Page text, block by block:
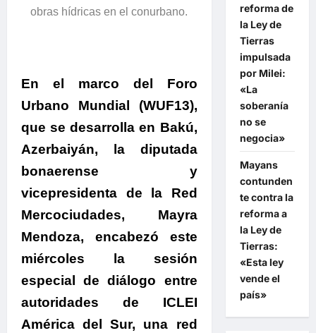
obras hídricas en el conurbano.
En el marco del Foro
Urbano Mundial (WUF13),
que se desarrolla en Bakú,
Azerbaiyán, la diputada
bonaerense y
vicepresidenta de la Red
Mercociudades, Mayra
Mendoza, encabezó este
miércoles la sesión
especial de diálogo entre
autoridades de ICLEI
América del Sur, una red
reforma de
la Ley de
Tierras
impulsada
por Milei:
«La
soberanía
no se
negocia»
Mayans
contunden
te contra la
reforma a
la Ley de
Tierras:
«Esta ley
vende el
país»